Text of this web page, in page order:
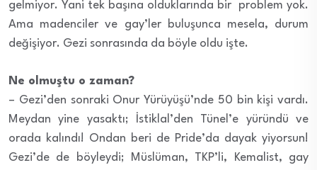
gelmiyor. Yani tek başına olduklarında bir problem yok.
Ama madenciler ve gay’ler buluşunca mesela, durum
değişiyor. Gezi sonrasında da böyle oldu işte.
Ne olmuştu o zaman?
– Gezi’den sonraki Onur Yürüyüşü’nde 50 bin kişi vardı.
Meydan yine yasaktı; İstiklal’den Tünel’e yüründü ve
orada kalındı! Ondan beri de Pride’da dayak yiyorsun!
Gezi’de de böyleydi; Müslüman, TKP’li, Kemalist, gay